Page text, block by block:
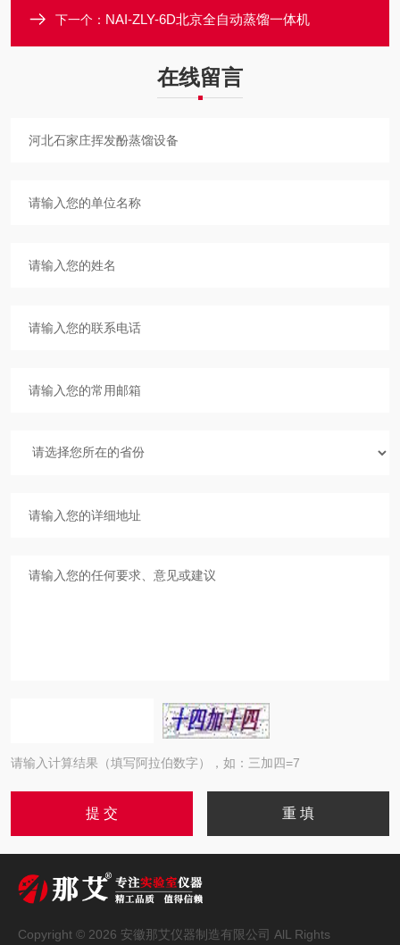
下一个： NAI-ZLY-6D北京全自动蒸馏一体机
在线留言
请输入计算结果（填写阿拉伯数字），如：三加四=7
Copyright © 2026 安徽那艾仪器制造有限公司 AlL Rights